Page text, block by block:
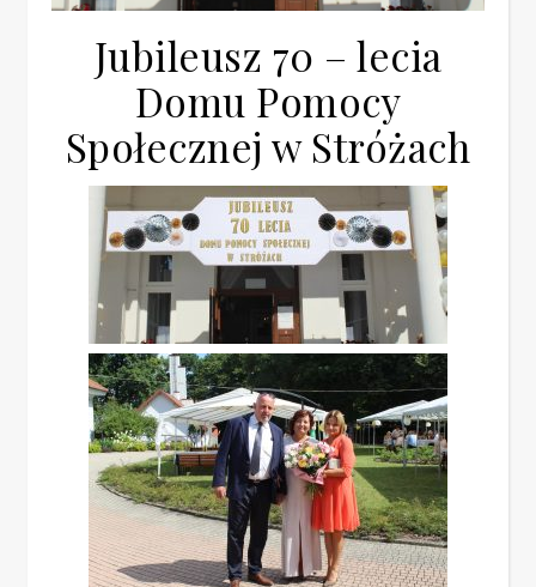
Jubileusz 70 – lecia
Domu Pomocy
Społecznej w Stróżach